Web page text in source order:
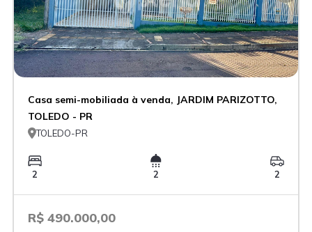
Casa semi-mobiliada à venda, JARDIM PARIZOTTO,
TOLEDO - PR
TOLEDO-PR
2 2 2
R$ 490.000,00